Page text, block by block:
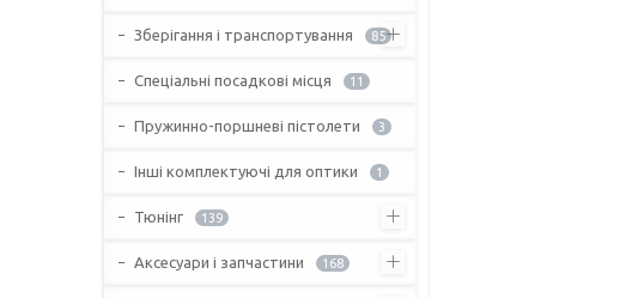
Зберігання і транспортування 85
Спеціальні посадкові місця 11
Пружинно-поршневі пістолети 3
Інші комплектуючі для оптики 1
Тюнінг 139
Аксесуари і запчастини 168